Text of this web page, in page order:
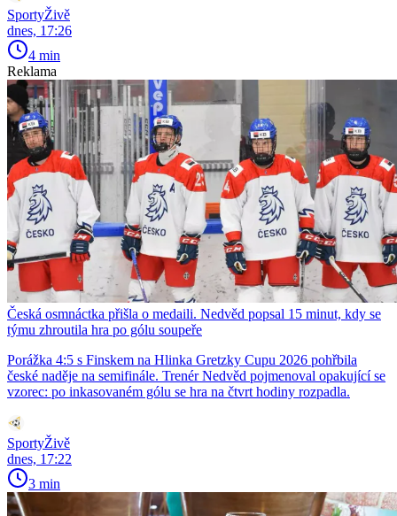
SportyŽivě
dnes, 17:26
4 min
Reklama
Česká osmnáctka přišla o medaili. Nedvěd popsal 15 minut, kdy se
týmu zhroutila hra po gólu soupeře
Porážka 4:5 s Finskem na Hlinka Gretzky Cupu 2026 pohřbila
české naděje na semifinále. Trenér Nedvěd pojmenoval opakující se
vzorec: po inkasovaném gólu se hra na čtvrt hodiny rozpadla.
SportyŽivě
dnes, 17:22
3 min